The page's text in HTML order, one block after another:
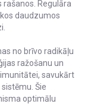
Regulāra
daudzumos
no brīvo radikāļu
ražošanu un
savukārt
Šie
optimālu